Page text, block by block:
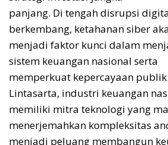
panjang. Di tengah disrupsi
berkembang, ketahanan siber
menjadi faktor kunci dalam
sistem keuangan nasional serta
memperkuat kepercayaan
Lintasarta, industri keuangan
memiliki mitra teknologi yang
menerjemahkan kompleksitas
menjadi peluang membangun